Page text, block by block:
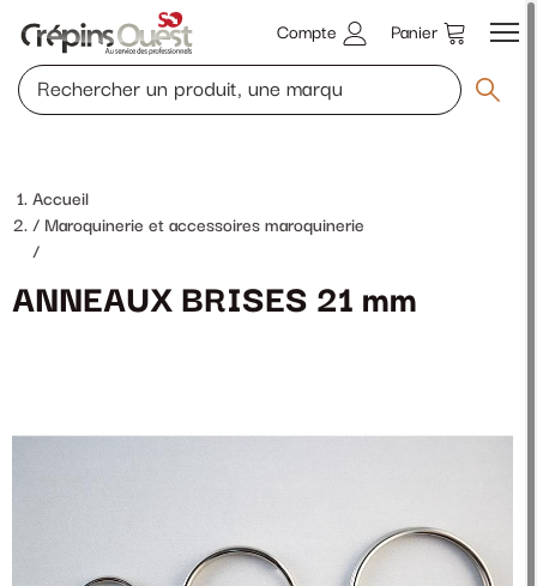
Compte Panier
Accueil
Maroquinerie et accessoires maroquinerie
/
ANNEAUX BRISES 21 mm